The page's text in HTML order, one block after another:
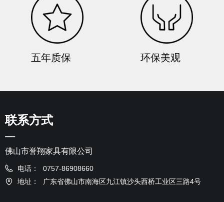
联系方式
—
电话：
0757-86908660
地址：
广东省佛山市南海区九江镇沙头西桥工业区三路4号
佛山市誉翔家具有限公司
五年质保 环保美观